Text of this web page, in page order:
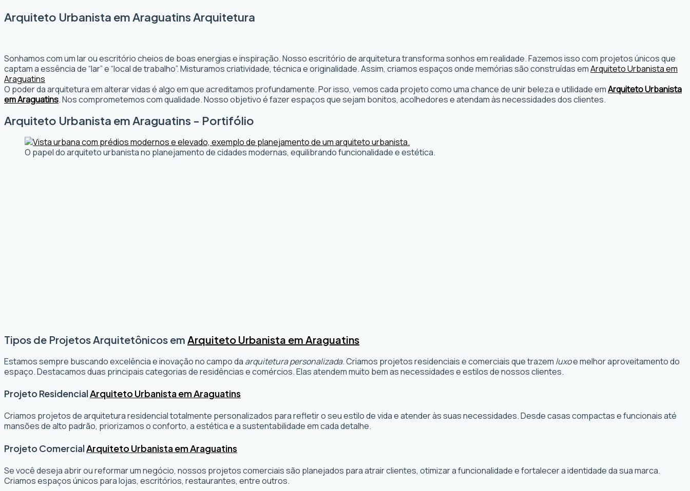
Arquiteto Urbanista em Araguatins Arquitetura
Sonhamos com um lar ou escritório cheios de boas energias e inspiração. Nosso escritório de arquitetura transforma sonhos em realidade. Fazemos isso com projetos únicos que
captam a essência de “lar” e “local de trabalho”. Misturamos criatividade, técnica e originalidade. Assim, criamos espaços onde memórias são construídas emArquiteto Urbanista em
Araguatins
O poder da arquitetura em alterar vidas é algo em que acreditamos profundamente. Por isso, vemos cada projeto como uma chance de unir beleza e utilidade emArquiteto Urbanista
em Araguatins. Nos comprometemos com qualidade. Nosso objetivo é fazer espaços que sejam bonitos, acolhedores e atendam às necessidades dos clientes.
Arquiteto Urbanista em Araguatins - Portifólio
O papel do arquiteto urbanista no planejamento de cidades modernas, equilibrando funcionalidade e estética.
Tipos de Projetos Arquitetônicos em Arquiteto Urbanista em Araguatins
Estamos sempre buscando excelência e inovação no campo da arquitetura personalizada. Criamos projetos residenciais e comerciais que trazem luxoe melhor aproveitamento do
espaço. Destacamos duas principais categorias de residências e comércios. Elas atendem muito bem as necessidades e estilos de nossos clientes.
Projeto ResidencialArquiteto Urbanista em Araguatins
Criamos projetos de arquitetura residencial totalmente personalizados para refletir o seu estilo de vida e atender às suas necessidades. Desde casas compactas e funcionais até
mansões de alto padrão, priorizamos o conforto, a estética e a sustentabilidade em cada detalhe.
Projeto ComercialArquiteto Urbanista em Araguatins
Se você deseja abrir ou reformar um negócio, nossos projetos comerciais são planejados para atrair clientes, otimizar a funcionalidade e fortalecer a identidade da sua marca.
Criamos espaços únicos para lojas, escritórios, restaurantes, entre outros.